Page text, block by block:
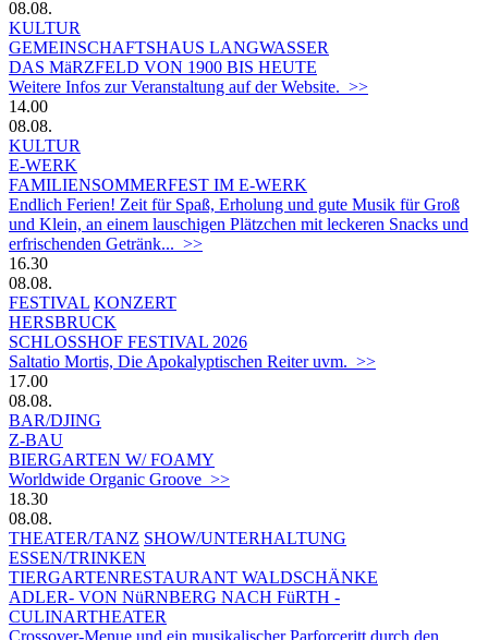
08.08.
KULTUR
GEMEINSCHAFTSHAUS LANGWASSER
DAS MäRZFELD VON 1900 BIS HEUTE
Weitere Infos zur Veranstaltung auf der Website. >>
14.00
08.08.
KULTUR
E-WERK
FAMILIENSOMMERFEST IM E-WERK
Endlich Ferien! Zeit für Spaß, Erholung und gute Musik für Groß
und Klein, an einem lauschigen Plätzchen mit leckeren Snacks und
erfrischenden Getränk... >>
16.30
08.08.
FESTIVAL KONZERT
HERSBRUCK
SCHLOSSHOF FESTIVAL 2026
Saltatio Mortis, Die Apokalyptischen Reiter uvm. >>
17.00
08.08.
BAR/DJING
Z-BAU
BIERGARTEN W/ FOAMY
Worldwide Organic Groove >>
18.30
08.08.
THEATER/TANZ SHOW/UNTERHALTUNG
ESSEN/TRINKEN
TIERGARTEN­RESTAURANT WALDSCHÄNKE
ADLER- VON NüRNBERG NACH FüRTH -
CULINARTHEATER
Crossover-Menue und ein musikalischer Parforceritt durch den